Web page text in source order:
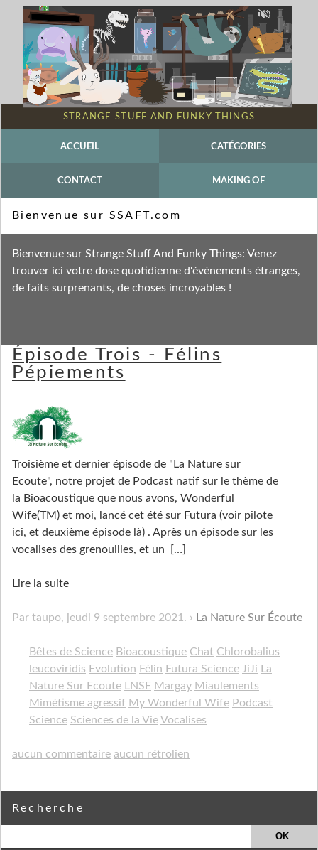
STRANGE STUFF AND FUNKY THINGS
ACCUEIL CATÉGORIES
CONTACT MAKING OF
Fil des commentaires
Épisode Trois - Félins
Pépiements
Troisième et dernier épisode de "La Nature sur
Ecoute", notre projet de Podcast natif sur le thème de
la Bioacoustique que nous avons, Wonderful
Wife(TM) et moi, lancé cet été sur Futura (voir pilote
ici, et deuxième épisode là) . Après un épisode sur les
vocalises des grenouilles, et un
[…]
Lire la suite
Par taupo, jeudi 9 septembre 2021 . La Nature Sur Écoute
Bêtes de Science Bioacoustique Chat Chlorobalius
leucoviridis Evolution Félin Futura Science JiJi La
Nature Sur Ecoute LNSE Margay Miaulements
Mimétisme agressif My Wonderful Wife Podcast
Science Sciences de la VieVocalises
aucun commentaire aucun rétrolien
Bienvenue sur SSAFT.com
Bienvenue sur Strange Stuff And Funky Things: Venez
trouver ici votre dose quotidienne d'évènements étranges,
de faits surprenants, de choses incroyables !
Recherche